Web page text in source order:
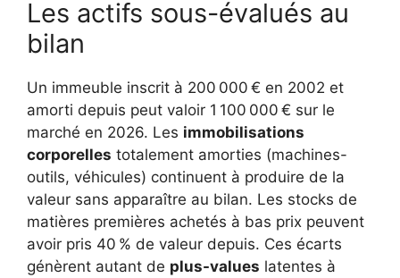
Les actifs sous-évalués au
bilan
Un immeuble inscrit à 200 000 € en 2002 et
amorti depuis peut valoir 1 100 000 € sur le
marché en 2026. Les immobilisations
corporelles totalement amorties (machines-
outils, véhicules) continuent à produire de la
valeur sans apparaître au bilan. Les stocks de
matières premières achetés à bas prix peuvent
avoir pris 40 % de valeur depuis. Ces écarts
génèrent autant de plus-values latentes à